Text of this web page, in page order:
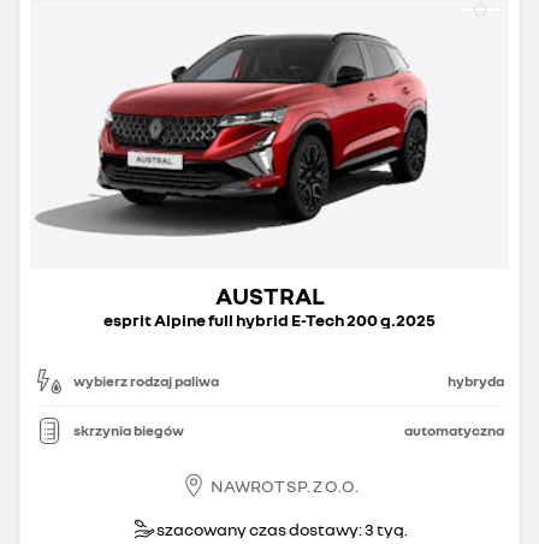
AUSTRAL
esprit Alpine full hybrid E-Tech 200 g.2025
wybierz rodzaj paliwa hybryda
skrzynia biegów automatyczna
NAWROT SP. Z O.O.
szacowany czas dostawy: 3 tyg.